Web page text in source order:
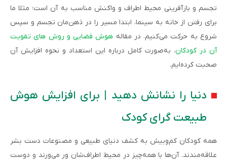
تجسم و بازآفرینی محیط اطراف و واکنش مناسب به آن است؛ مثلا ما
برای رفتن از خانه به سینما، ابتدا مسیر را در ذهن‌مان تجسم و سپس
شروع به حرکت می‌کنیم. در مقاله هوش فضایی و روش‌ های تقویت
آن در کودکان، به‌صورت کامل درباره این استعداد و نحوه افزایش آن
صحبت کرده‌ایم.
دنیا را نشانش دهید | برای افزایش هوش
طبیعت گرای کودک
همه کودکان کم‌وبیش به کشف دنیای طبیعی و مصنوعات دست بشر
علاقه‌مندند. آن‌ها با همه‌چیز در محیط اطراف‌شان ور می‌ورند و دوست